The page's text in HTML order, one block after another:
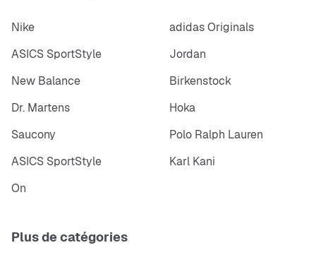
Nike
adidas Originals
ASICS SportStyle
Jordan
New Balance
Birkenstock
Dr. Martens
Hoka
Saucony
Polo Ralph Lauren
ASICS SportStyle
Karl Kani
On
Plus de catégories